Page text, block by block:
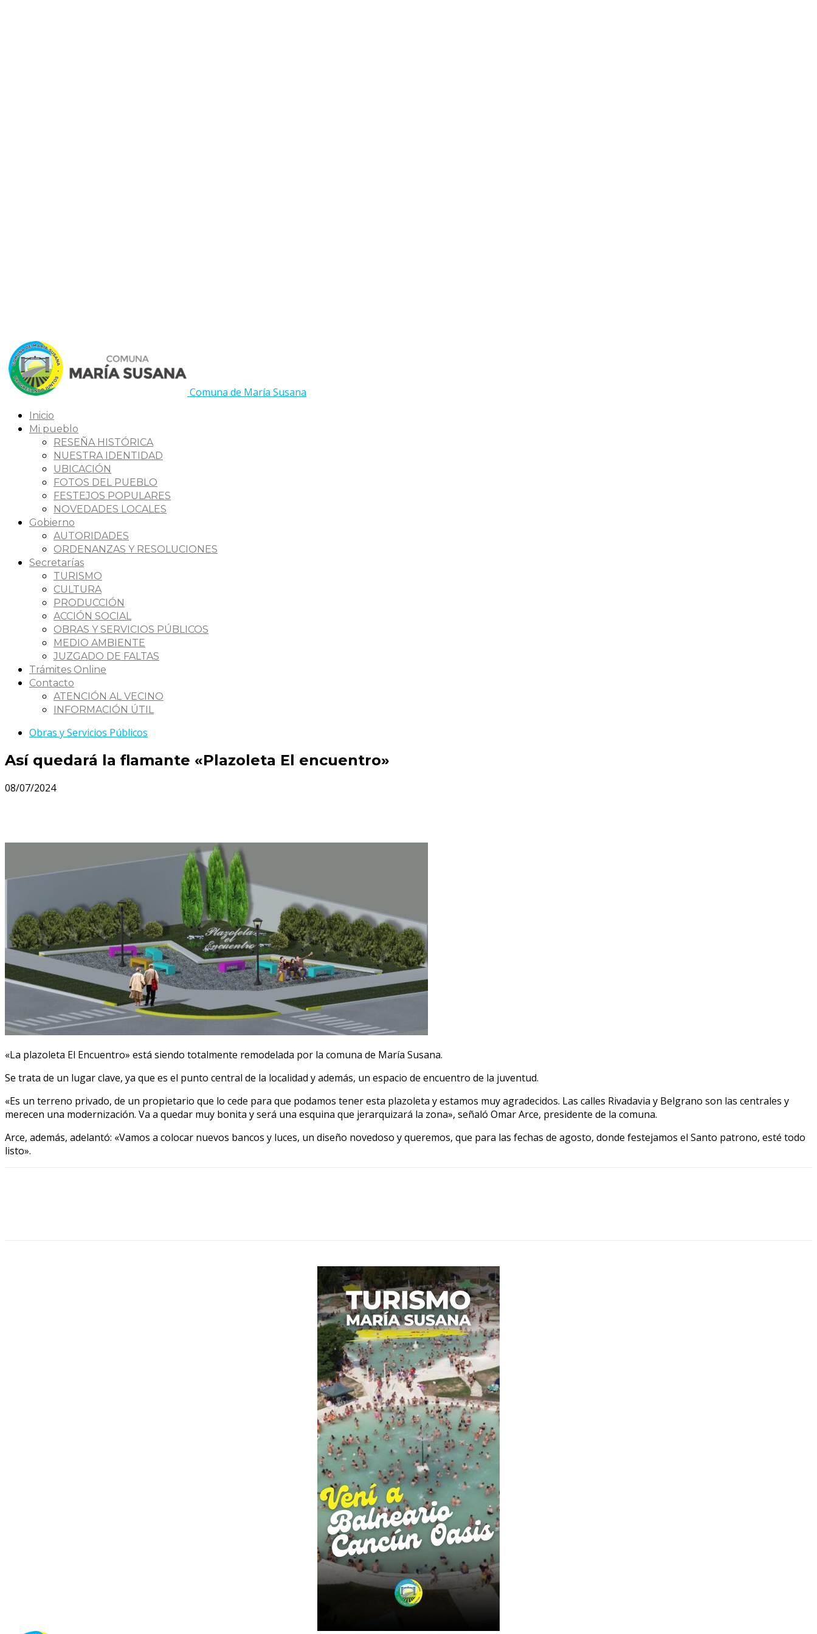
Comuna de María Susana
Inicio
Mi pueblo
RESEÑA HISTÓRICA
NUESTRA IDENTIDAD
UBICACIÓN
FOTOS DEL PUEBLO
FESTEJOS POPULARES
NOVEDADES LOCALES
Gobierno
AUTORIDADES
ORDENANZAS Y RESOLUCIONES
Secretarías
TURISMO
CULTURA
PRODUCCIÓN
ACCIÓN SOCIAL
OBRAS Y SERVICIOS PÚBLICOS
MEDIO AMBIENTE
JUZGADO DE FALTAS
Trámites Online
Contacto
ATENCIÓN AL VECINO
INFORMACIÓN ÚTIL
Obras y Servicios Públicos
Así quedará la flamante «Plazoleta El encuentro»
08/07/2024
«La plazoleta El Encuentro» está siendo totalmente remodelada por la comuna de María Susana.
Se trata de un lugar clave, ya que es el punto central de la localidad y además, un espacio de encuentro de la juventud.
«Es un terreno privado, de un propietario que lo cede para que podamos tener esta plazoleta y estamos muy agradecidos. Las calles Rivadavia y Belgrano son las centrales y
merecen una modernización. Va a quedar muy bonita y será una esquina que jerarquizará la zona», señaló Omar Arce, presidente de la comuna.
Arce, además, adelantó: «Vamos a colocar nuevos bancos y luces, un diseño novedoso y queremos, que para las fechas de agosto, donde festejamos el Santo patrono, esté todo
listo».